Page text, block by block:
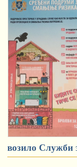
возило Служби